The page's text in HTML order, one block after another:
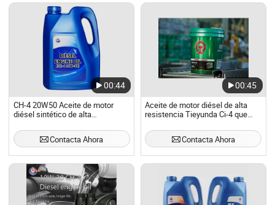
00:44
CH-4 20W50 Aceite de motor
diésel sintético de alta
Contacta Ahora
00:45
Aceite de motor diésel de alta
resistencia Tieyunda Ci-4 que
reduce la deposición de carbono
a través de ventas directas de los
Contacta Ahora